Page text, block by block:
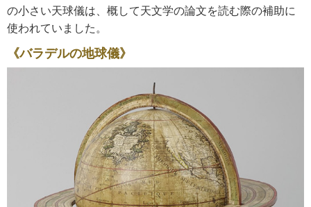
の小さい天球儀は、概して天文学の論文を読む際の補助に
使われていました。
《バラデルの地球儀》